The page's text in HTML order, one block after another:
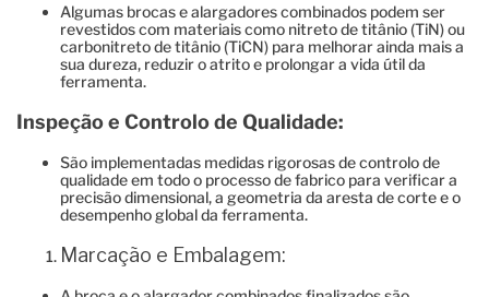
Algumas brocas e alargadores combinados podem ser
revestidos com materiais como nitreto de titânio (TiN) ou
carbonitreto de titânio (TiCN) para melhorar ainda mais a
sua dureza, reduzir o atrito e prolongar a vida útil da
ferramenta.
Inspeção e Controlo de Qualidade:
São implementadas medidas rigorosas de controlo de
qualidade em todo o processo de fabrico para verificar a
precisão dimensional, a geometria da aresta de corte e o
desempenho global da ferramenta.
Marcação e Embalagem: